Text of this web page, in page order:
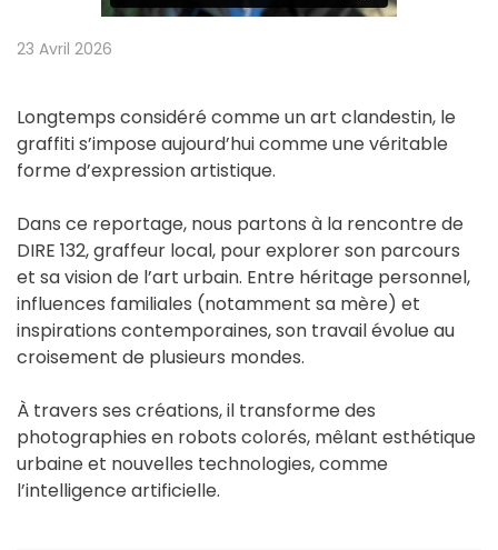
23 Avril 2026
Longtemps considéré comme un art clandestin, le
graffiti s’impose aujourd’hui comme une véritable
forme d’expression artistique.
Dans ce reportage, nous partons à la rencontre de
DIRE 132, graffeur local, pour explorer son parcours
et sa vision de l’art urbain. Entre héritage personnel,
influences familiales (notamment sa mère) et
inspirations contemporaines, son travail évolue au
croisement de plusieurs mondes.
À travers ses créations, il transforme des
photographies en robots colorés, mêlant esthétique
urbaine et nouvelles technologies, comme
l’intelligence artificielle.